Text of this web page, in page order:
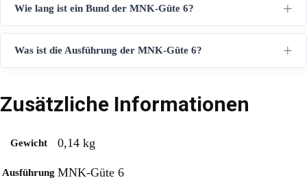
Wie lang ist ein Bund der MNK-Güte 6?
Was ist die Ausführung der MNK-Güte 6?
Zusätzliche Informationen
Gewicht 0,14 kg
Ausführung MNK-Güte 6